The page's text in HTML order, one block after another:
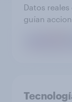
Datos
guían